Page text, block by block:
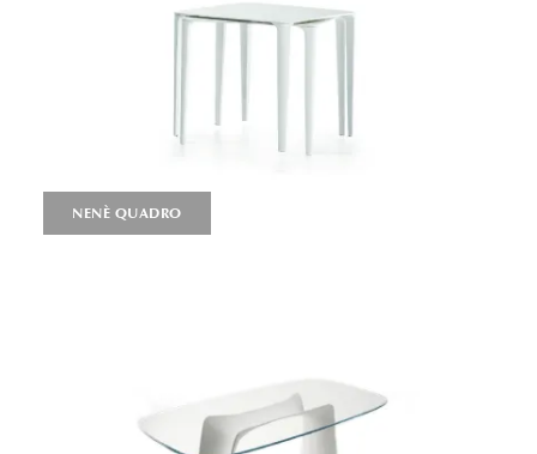
NENÈ QUADRO